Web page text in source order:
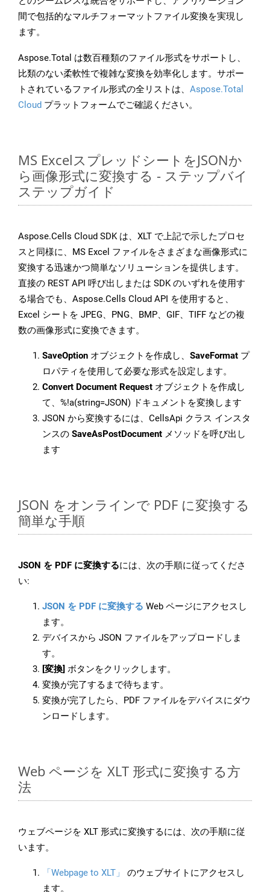
間で包括的なマルチフォーマットファイル変換を実現し
ます。
Aspose.Total は数百種類のファイル形式をサポートし、
比類のない柔軟性で複雑な変換を効率化します。サポー
トされているファイル形式の全リストは、 Aspose.Total
Cloud プラットフォームでご確認ください。
MS ExcelスプレッドシートをJSONか
ら画像形式に変換する - ステップバイ
ステップガイド
Aspose.Cells Cloud SDK は、XLT で上記で示したプロセ
スと同様に、MS Excel ファイルをさまざまな画像形式に
変換する迅速かつ簡単なソリューションを提供します。
直接の REST API 呼び出しまたは SDK のいずれを使用す
る場合でも、Aspose.Cells Cloud API を使用すると、
Excel シートを JPEG、PNG、BMP、GIF、TIFF などの複
数の画像形式に変換できます。
SaveOption オブジェクトを作成し、 SaveFormat プ
ロパティを使用して必要な形式を設定します。
Convert Document Request オブジェクトを作成し
て、%!a(string=JSON) ドキュメントを変換します
JSON から変換するには、CellsApi クラス インスタ
ンスの SaveAsPostDocument メソッドを呼び出し
ます
JSON をオンラインで PDF に変換する
簡単な手順
JSON を PDF に変換するには、次の手順に従ってくださ
い:
JSON を PDF に変換する Web ページにアクセスし
ます。
デバイスから JSON ファイルをアップロードしま
す。
[変換] ボタンをクリックします。
変換が完了するまで待ちます。
変換が完了したら、PDF ファイルをデバイスにダウ
ンロードします。
Web ページを XLT 形式に変換する方
法
ウェブページを XLT 形式に変換するには、次の手順に従
います。
「Webpage to XLT」
のウェブサイトにアクセスし
ます。